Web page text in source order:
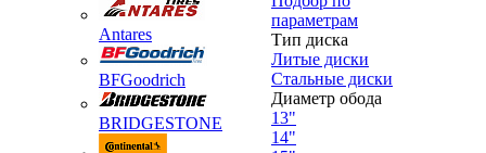
Antares
BFGoodrich
BRIDGESTONE
параметрам
Тип диска
Литые диски
Стальные диски
Диаметр обода
13"
14"